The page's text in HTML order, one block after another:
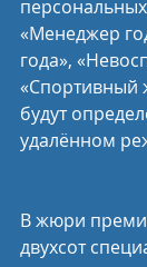
«Менеджер
года»,
«Спортивный
будут
удалённом
В жюри
двухсот